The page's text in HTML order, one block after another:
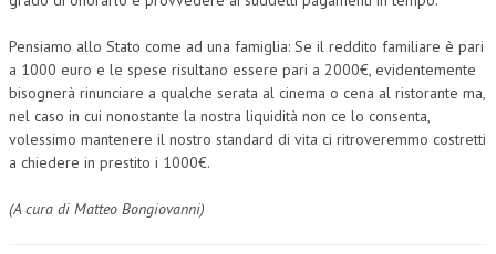
Pensiamo allo Stato come ad una famiglia: Se il reddito familiare è pari
a 1000 euro e le spese risultano essere pari a 2000€, evidentemente
bisognerà rinunciare a qualche serata al cinema o cena al ristorante ma,
nel caso in cui nonostante la nostra liquidità non ce lo consenta,
volessimo mantenere il nostro standard di vita ci ritroveremmo costretti
a chiedere in prestito i 1000€.
(A cura di Matteo Bongiovanni)